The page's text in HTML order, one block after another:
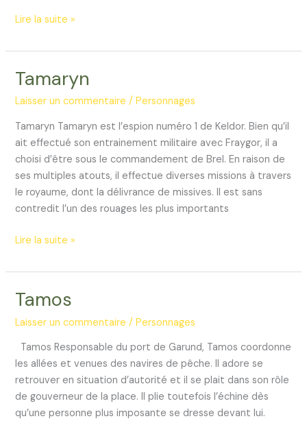
Elania
Lire la suite »
Tamaryn
Laisser un commentaire /Personnages
Tamaryn Tamaryn est l’espion numéro 1 de Keldor. Bien qu’il
ait effectué son entrainement militaire avec Fraygor, il a
choisi d’être sous le commandement de Brel. En raison de
ses multiples atouts, il effectue diverses missions à travers
le royaume, dont la délivrance de missives. Il est sans
contredit l’un des rouages les plus importants
Tamaryn
Lire la suite »
Tamos
Laisser un commentaire /Personnages
Tamos Responsable du port de Garund, Tamos coordonne
les allées et venues des navires de pêche. Il adore se
retrouver en situation d’autorité et il se plait dans son rôle
de gouverneur de la place. Il plie toutefois l’échine dès
qu’une personne plus imposante se dresse devant lui.